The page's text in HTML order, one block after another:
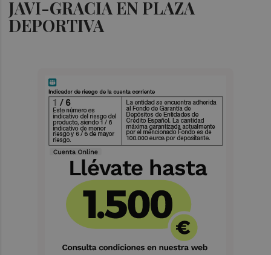
JAVI-GRACIA EN PLAZA
DEPORTIVA